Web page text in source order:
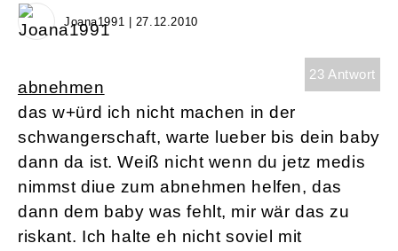
Joana1991 | 27.12.2010
23 Antwort
abnehmen
das w+ürd ich nicht machen in der
schwangerschaft, warte lueber bis dein baby
dann da ist. Weiß nicht wenn du jetz medis
nimmst diue zum abnehmen helfen, das
dann dem baby was fehlt, mir wär das zu
riskant. Ich halte eh nicht soviel mit